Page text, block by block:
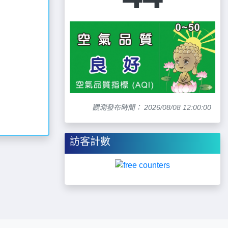
觀測發布時間： 2026/08/08 12:00:00
訪客計數